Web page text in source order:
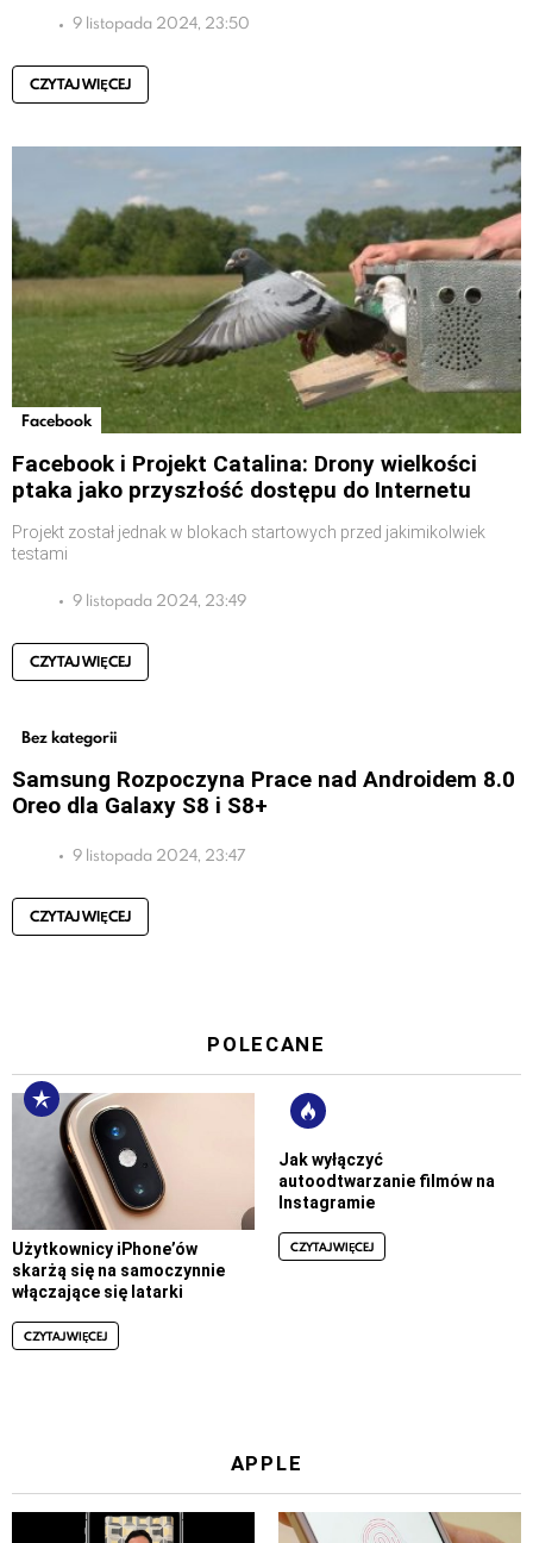
9 listopada 2024, 23:50
CZYTAJ WIĘCEJ
Facebook
Facebook i Projekt Catalina: Drony wielkości
ptaka jako przyszłość dostępu do Internetu
Projekt został jednak w blokach startowych przed jakimikolwiek
testami
9 listopada 2024, 23:49
CZYTAJ WIĘCEJ
Bez kategorii
Samsung Rozpoczyna Prace nad Androidem 8.0
Oreo dla Galaxy S8 i S8+
9 listopada 2024, 23:47
CZYTAJ WIĘCEJ
POLECANE
Użytkownicy iPhone’ów
skarżą się na samoczynnie
włączające się latarki
CZYTAJ WIĘCEJ
Jak wyłączyć
autoodtwarzanie filmów na
Instagramie
CZYTAJ WIĘCEJ
APPLE